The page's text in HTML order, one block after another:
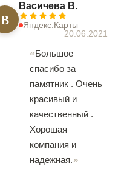
В
Васичева В.
Яндекс.Карты
20.06.2021
Большое
спасибо за
памятник . Очень
красивый и
качественный .
Хорошая
компания и
надежная.